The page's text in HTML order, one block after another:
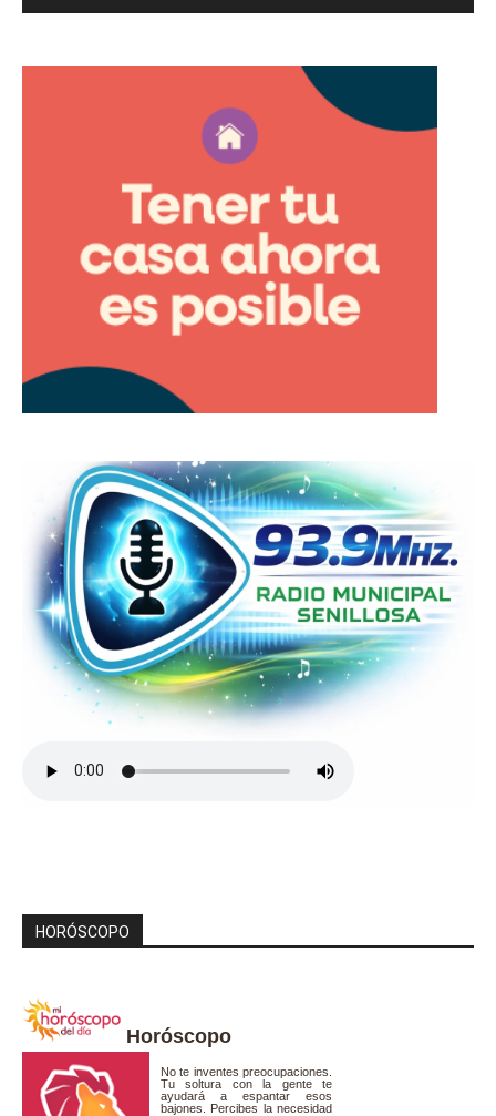
HORÓSCOPO
Horóscopo